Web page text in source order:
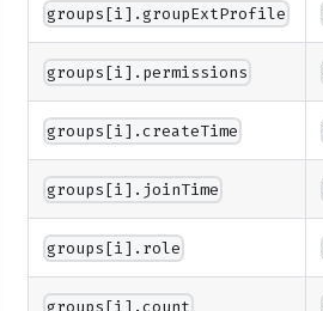
groups[i].groupExtProfile
groups[i].permissions
groups[i].createTime
groups[i].joinTime
groups[i].role